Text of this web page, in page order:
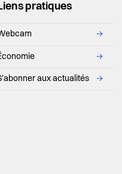
pratiques
→
→
aux actualités →